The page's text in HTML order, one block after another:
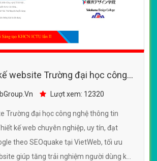
website Trường đại học công
Thái NguyênLượt xem: 12320
Trường đại học công nghệ thông tin
kế web chuyên nghiệp, uy tín, đạt
theo SEOquake tại VietWeb, tối ưu
giúp tăng trải nghiệm người dùng khi